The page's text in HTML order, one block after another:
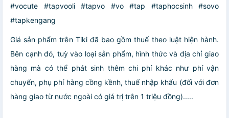
#vocute #tapvooli #tapvo #vo #tap #taphocsinh #sovo
#tapkengang
Giá sản phẩm trên Tiki đã bao gồm thuế theo luật hiện hành.
Bên cạnh đó, tuỳ vào loại sản phẩm, hình thức và địa chỉ giao
hàng mà có thể phát sinh thêm chi phí khác như phí vận
chuyển, phụ phí hàng cồng kềnh, thuế nhập khẩu (đối với đơn
hàng giao từ nước ngoài có giá trị trên 1 triệu đồng).....